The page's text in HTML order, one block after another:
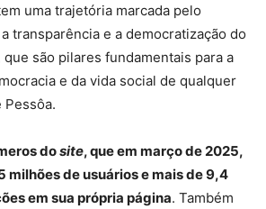
uma trajetória marcada pelo
transparência e a democratização do
são pilares fundamentais para a
e da vida social de qualquer
Pessôa.
dosite, que em março de 2025,
milhões de usuários e mais de 9,4
em sua própria página. Também